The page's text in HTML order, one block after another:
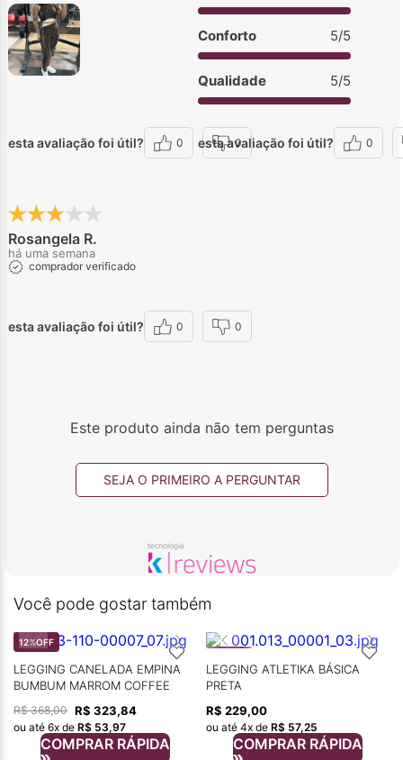
esta avaliação foi útil? 0 0
Conforto 5/5
Qualidade 5/5
esta avaliação foi útil? 0
Rosangela R.
há uma semana
comprador verificado
esta avaliação foi útil? 0 0
Este produto ainda não tem perguntas
SEJA O PRIMEIRO A PERGUNTAR
Você pode gostar também
12%OFF
LEGGING CANELADA EMPINA
BUMBUM MARROM COFFEE
R$ 368,00 R$ 323,84
ou até 6x de R$ 53,97
COMPRAR RÁPIDA
LEGGING ATLETIKA BÁSICA
PRETA
R$ 229,00
ou até 4x de R$ 57,25
COMPRAR RÁPIDA